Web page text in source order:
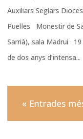
Auxiliars Seglars
Puel·les Monestir de
Sarrià), sala Madrui ·
de dos anys d’intensa...
« Entrades